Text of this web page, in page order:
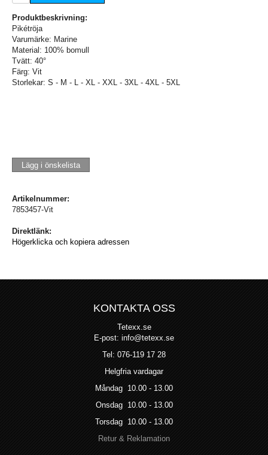
Produktbeskrivning:
Pikétröja
Varumärke: Marine
Material: 100% bomull
Tvätt: 40°
Färg: Vit
Storlekar: S - M - L - XL - XXL - 3XL - 4XL - 5XL
Lägg i önskelista
Artikelnummer:
7853457-Vit
Direktlänk:
Högerklicka och kopiera adressen
KONTAKTA OSS
Tetexx.se
E-post: info@tetexx.se
Tel: 076-119 17 28
Helgfria vardagar
Måndag 10.00 - 13.00
Onsdag 10.00 - 13.00
Torsdag 10.00 - 13.00
Retur & Reklamation